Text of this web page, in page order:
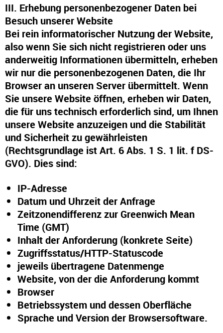
III. Erhebung personenbezogener Daten bei
Besuch unserer Website
Bei rein informatorischer Nutzung der Website,
also wenn Sie sich nicht registrieren oder uns
anderweitig Informationen übermitteln, erheben
wir nur die personenbezogenen Daten, die Ihr
Browser an unseren Server übermittelt. Wenn
Sie unsere Website öffnen, erheben wir Daten,
die für uns technisch erforderlich sind, um Ihnen
unsere Website anzuzeigen und die Stabilität
und Sicherheit zu gewährleisten
(Rechtsgrundlage ist Art. 6 Abs. 1 S. 1 lit. f DS-
GVO). Dies sind:
IP-Adresse
Datum und Uhrzeit der Anfrage
Zeitzonendifferenz zur Greenwich Mean
Time (GMT)
Inhalt der Anforderung (konkrete Seite)
Zugriffsstatus/HTTP-Statuscode
jeweils übertragene Datenmenge
Website, von der die Anforderung kommt
Browser
Betriebssystem und dessen Oberfläche
Sprache und Version der Browsersoftware.